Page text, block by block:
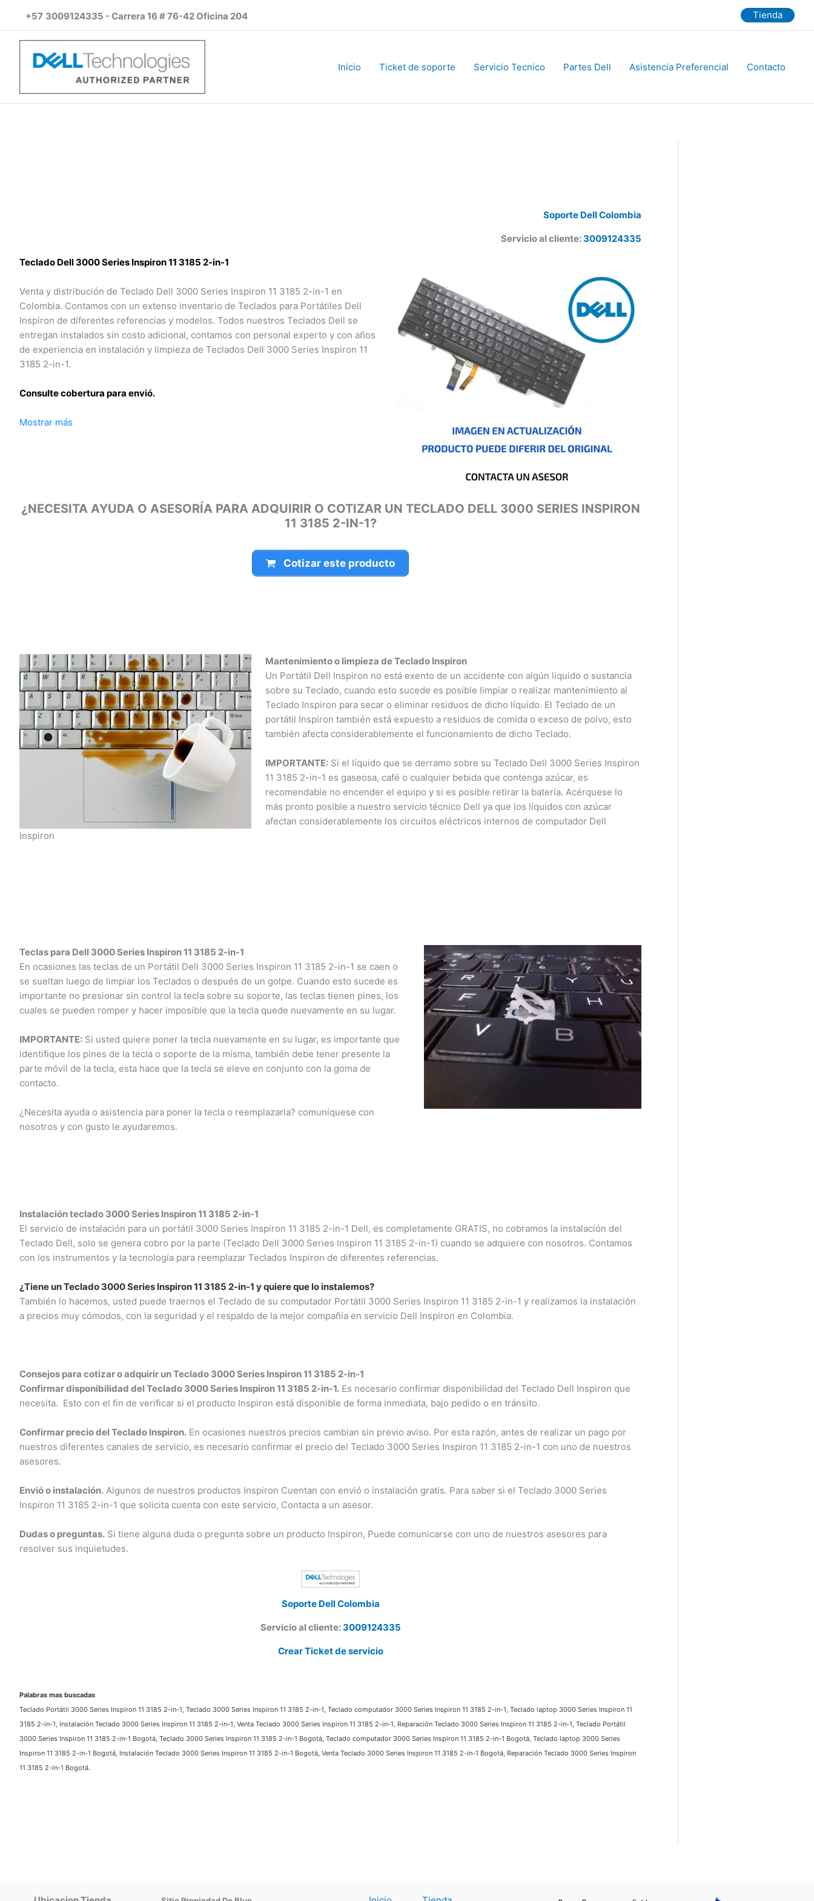
+57 3009124335 - Carrera 16 # 76-42 Oficina 204 Tienda
Inicio Ticket de soporte Servicio Tecnico Partes Dell Asistencia Preferencial Contacto
Soporte Dell Colombia
Servicio al cliente:3009124335
Teclado Dell 3000 Series Inspiron 11 3185 2-in-1
Venta y distribución de Teclado Dell 3000 Series Inspiron 11 3185 2-in-1 en
Colombia. Contamos con un extenso inventario de Teclados para Portátiles Dell
Inspiron de diferentes referencias y modelos. Todos nuestros Teclados Dell se
entregan instalados sin costo adicional, contamos con personal experto y con años
de experiencia en instalación y limpieza de Teclados Dell 3000 Series Inspiron 11
3185 2-in-1.
Consulte cobertura para envió.
Leticia, Medellín, Arauca, Barranquilla, Cartagena, Tunja, Manizales, Florencia,
Mostrar más
¿NECESITA AYUDA O ASESORÍA PARA ADQUIRIR O COTIZAR UN TECLADO DELL 3000 SERIES INSPIRON
11 3185 2-IN-1?
Cotizar este producto
Mantenimiento o limpieza de Teclado Inspiron
Un Portátil Dell Inspiron no está exento de un accidente con algún liquido o sustancia
sobre su Teclado, cuando esto sucede es posible limpiar o realizar mantenimiento al
Teclado Inspiron para secar o eliminar residuos de dicho líquido. El Teclado de un
portátil Inspiron también está expuesto a residuos de comida o exceso de polvo, esto
también afecta considerablemente el funcionamiento de dicho Teclado.
IMPORTANTE:Si el líquido que se derramo sobre su Teclado Dell 3000 Series Inspiron
11 3185 2-in-1 es gaseosa, café o cualquier bebida que contenga azúcar, es
recomendable no encender el equipo y si es posible retirar la batería. Acérquese lo
más pronto posible a nuestro servicio técnico Dell ya que los líquidos con azúcar
afectan considerablemente los circuitos eléctricos internos de computador Dell
Inspiron
Teclas para Dell 3000 Series Inspiron 11 3185 2-in-1
En ocasiones las teclas de un Portátil Dell 3000 Series Inspiron 11 3185 2-in-1 se caen o
se sueltan luego de limpiar los Teclados o después de un golpe. Cuando esto sucede es
importante no presionar sin control la tecla sobre su soporte, las teclas tienen pines, los
cuales se pueden romper y hacer imposible que la tecla quede nuevamente en su lugar.
IMPORTANTE:Si usted quiere poner la tecla nuevamente en su lugar, es importante que
identifique los pines de la tecla o soporte de la misma, también debe tener presente la
parte móvil de la tecla, esta hace que la tecla se eleve en conjunto con la goma de
contacto.
¿Necesita ayuda o asistencia para poner la tecla o reemplazarla? comuníquese con
nosotros y con gusto le ayudaremos.
Instalación teclado 3000 Series Inspiron 11 3185 2-in-1
El servicio de instalación para un portátil 3000 Series Inspiron 11 3185 2-in-1 Dell, es completamente GRATIS, no cobramos la instalación del
Teclado Dell, solo se genera cobro por la parte (Teclado Dell 3000 Series Inspiron 11 3185 2-in-1) cuando se adquiere con nosotros. Contamos
con los instrumentos y la tecnología para reemplazar Teclados Inspiron de diferentes referencias.
¿Tiene un Teclado 3000 Series Inspiron 11 3185 2-in-1 y quiere que lo instalemos?
También lo hacemos, usted puede traernos el Teclado de su computador Portátil 3000 Series Inspiron 11 3185 2-in-1 y realizamos la instalación
a precios muy cómodos, con la seguridad y el respaldo de la mejor compañía en servicio Dell Inspiron en Colombia.
Consejos para cotizar o adquirir un Teclado 3000 Series Inspiron 11 3185 2-in-1
Confirmar disponibilidad del Teclado 3000 Series Inspiron 11 3185 2-in-1.Es necesario confirmar disponibilidad del Teclado Dell Inspiron que
necesita. Esto con el fin de verificar si el producto Inspiron está disponible de forma inmediata, bajo pedido o en tránsito.
Confirmar precio del Teclado Inspiron.En ocasiones nuestros precios cambian sin previo aviso. Por esta razón, antes de realizar un pago por
nuestros diferentes canales de servicio, es necesario confirmar el precio del Teclado 3000 Series Inspiron 11 3185 2-in-1 con uno de nuestros
asesores.
Envió o instalación.Algunos de nuestros productos Inspiron Cuentan con envió o instalación gratis. Para saber si el Teclado 3000 Series
Inspiron 11 3185 2-in-1 que solicita cuenta con este servicio, Contacta a un asesor.
Dudas o preguntas.Si tiene alguna duda o pregunta sobre un producto Inspiron, Puede comunicarse con uno de nuestros asesores para
resolver sus inquietudes.
Soporte Dell Colombia
Servicio al cliente:3009124335
Crear Ticket de servicio
Palabras mas buscadas
Teclado Portátil 3000 Series Inspiron 11 3185 2-in-1, Teclado 3000 Series Inspiron 11 3185 2-in-1, Teclado computador 3000 Series Inspiron 11 3185 2-in-1, Teclado laptop 3000 Series Inspiron 11
3185 2-in-1, Instalación Teclado 3000 Series Inspiron 11 3185 2-in-1, Venta Teclado 3000 Series Inspiron 11 3185 2-in-1, Reparación Teclado 3000 Series Inspiron 11 3185 2-in-1, Teclado Portátil
3000 Series Inspiron 11 3185 2-in-1 Bogotá, Teclado 3000 Series Inspiron 11 3185 2-in-1 Bogotá, Teclado computador 3000 Series Inspiron 11 3185 2-in-1 Bogotá, Teclado laptop 3000 Series
Inspiron 11 3185 2-in-1 Bogotá, Instalación Teclado 3000 Series Inspiron 11 3185 2-in-1 Bogotá, Venta Teclado 3000 Series Inspiron 11 3185 2-in-1 Bogotá, Reparación Teclado 3000 Series Inspiron
11 3185 2-in-1 Bogotá.
¿Necesitas un experto?
Comunícate con nosotros
Bogota – Colombia
×